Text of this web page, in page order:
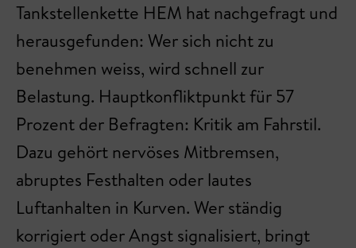
Tankstellenkette HEM hat nachgefragt und
herausgefunden: Wer sich nicht zu
benehmen weiss, wird schnell zur
Belastung. Hauptkonfliktpunkt für 57
Prozent der Befragten: Kritik am Fahrstil.
Dazu gehört nervöses Mitbremsen,
abruptes Festhalten oder lautes
Luftanhalten in Kurven. Wer ständig
korrigiert oder Angst signalisiert, bringt